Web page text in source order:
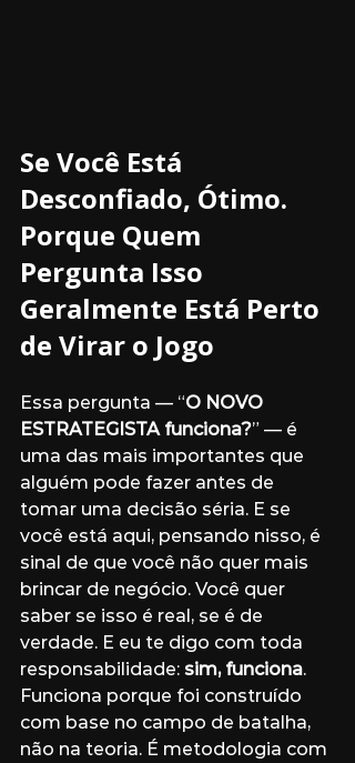
Se Você Está
Desconfiado, Ótimo.
Porque Quem
Pergunta Isso
Geralmente Está Perto
de Virar o Jogo
Essa pergunta — “O NOVO
ESTRATEGISTA funciona?” — é
uma das mais importantes que
alguém pode fazer antes de
tomar uma decisão séria. E se
você está aqui, pensando nisso, é
sinal de que você não quer mais
brincar de negócio. Você quer
saber se isso é real, se é de
verdade. E eu te digo com toda
responsabilidade: sim, funciona.
Funciona porque foi construído
com base no campo de batalha,
não na teoria. É metodologia com